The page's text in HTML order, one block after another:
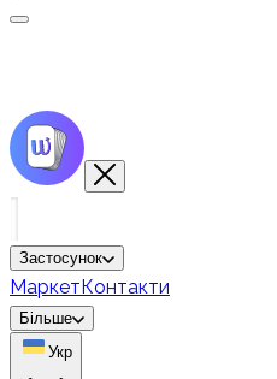
Застосунок
МаркетКонтакти
Більше
Укр